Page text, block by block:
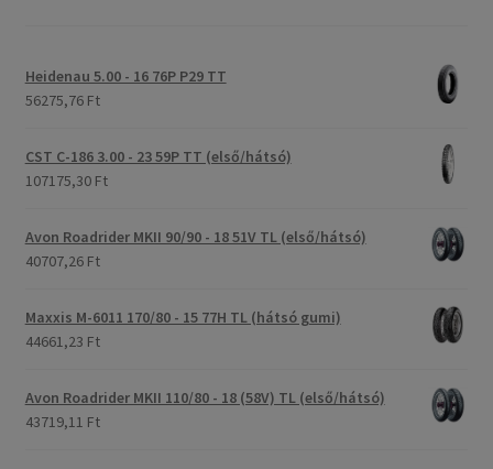
Heidenau 5.00 - 16 76P P29 TT
56275,76 Ft
CST C-186 3.00 - 23 59P TT (első/hátsó)
107175,30 Ft
Avon Roadrider MKII 90/90 - 18 51V TL (első/hátsó)
40707,26 Ft
Maxxis M-6011 170/80 - 15 77H TL (hátsó gumi)
44661,23 Ft
Avon Roadrider MKII 110/80 - 18 (58V) TL (első/hátsó)
43719,11 Ft